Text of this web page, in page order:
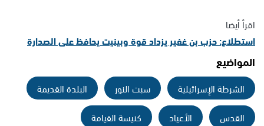
اقرأ أيضا
استطلاع: حزب بن غفير يزداد قوة وبينيت يحافظ على الصدارة
المواضيع
الشرطة الإسرائيلية سبت النور
البلدة القديمة
القدس
الأعياد
كنيسة القيامة